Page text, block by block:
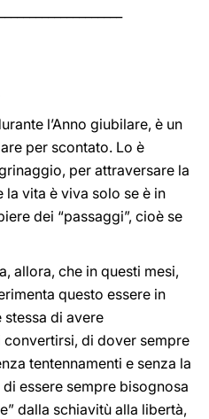
l’Anno giubilare, è un
per scontato. Lo è
per attraversare la
la vita è viva solo se è in
dei “passaggi”, cioè se
allora, che in questi mesi,
questo essere in
di avere
di dover sempre
tentennamenti e senza la
essere sempre bisognosa
dalla schiavitù alla libertà,